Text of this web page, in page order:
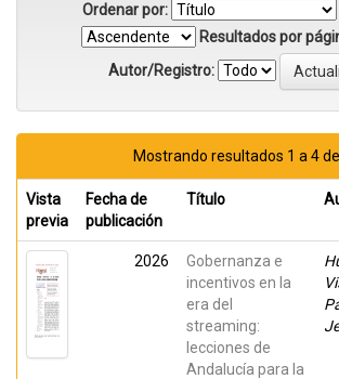
Ordenar por:
Resultados por
Autor/Registro:
Mostrando resultados 1 a 4
Vista
previa
Fecha de
publicación
Título
2026
Gobernanza e
incentivos en la
era del
streaming:
lecciones de
Andalucía para la